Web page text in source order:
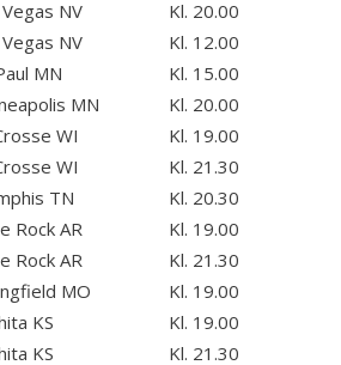
NV
Kl. 20.00
NV
Kl. 12.00
MN
Kl. 15.00
MN
Kl. 20.00
WI
Kl. 19.00
WI
Kl. 21.30
TN
Kl. 20.30
Rock AR
Kl. 19.00
Rock AR
Kl. 21.30
MO
Kl. 19.00
KS
Kl. 19.00
KS
Kl. 21.30